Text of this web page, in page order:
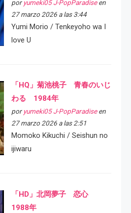
por yumeki05 J-PopParadiseen
27 marzo 2026 a las 3:44
Yumi Morio / Tenkeyoho wa I
love U
「HQ」菊池桃子 青春のいじ
わる 1984年
por yumeki05 J-PopParadiseen
27 marzo 2026 a las 2:51
Momoko Kikuchi / Seishun no
ijiwaru
「HD」北岡夢子 恋心
1988年